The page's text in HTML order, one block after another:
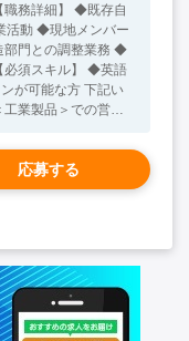
職務詳細】 ◆既存自
活動 ◆現地メンバー
部門との調整業務 ◆
が可能な方 下記い
業製品＞での営
験をお持ちの方
経験をお持ちの方 ◆
ャリアイメージ】
応募する